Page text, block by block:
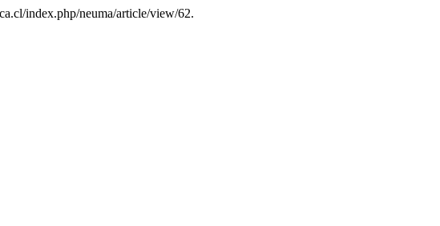
index.php/neuma/article/view/62.